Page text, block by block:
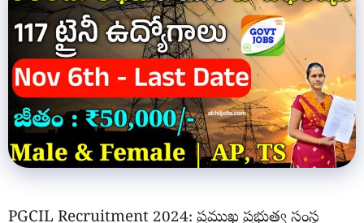
PGCIL Recruitment 2024: ప్రముఖ ప్రభుత్వ సంస్థ